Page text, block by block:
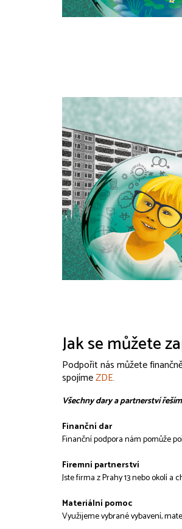
Jak se můžete
Podpořit nás můžete
spojímeZDE.
Všechny dary a partnerství
Finanční dar
Finanční podpora nám pomůže
Firemní partnerství
Jste firma z Prahy 13 nebo okolí
Materiální pomoc
Využijeme vybrané vybavení,